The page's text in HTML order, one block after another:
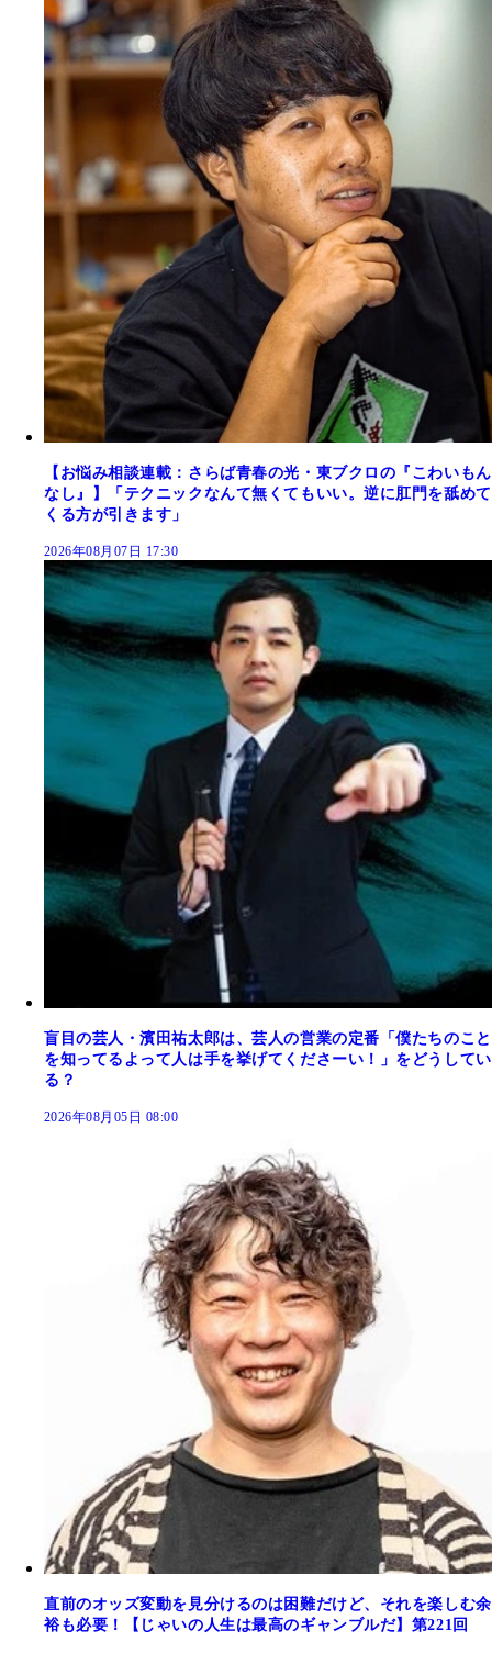
【お悩み相談連載：さらば青春の光・東ブクロの『こわいもん
なし』】「テクニックなんて無くてもいい。逆に肛門を舐めて
くる方が引きます」
2026年08月07日 17:30
盲目の芸人・濱田祐太郎は、芸人の営業の定番「僕たちのこと
を知ってるよって人は手を挙げてくださーい！」をどうしてい
る？
2026年08月05日 08:00
直前のオッズ変動を見分けるのは困難だけど、それを楽しむ余
裕も必要！【じゃいの人生は最高のギャンブルだ】第221回